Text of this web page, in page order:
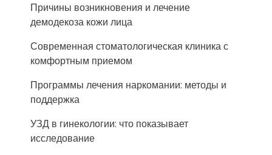
Причины возникновения и лечение
демодекоза кожи лица
Современная стоматологическая клиника с
комфортным приемом
Программы лечения наркомании: методы и
поддержка
УЗД в гинекологии: что показывает
исследование